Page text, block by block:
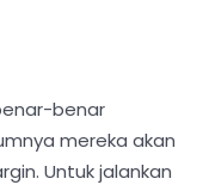
benar
mereka akan
Untuk jalankan